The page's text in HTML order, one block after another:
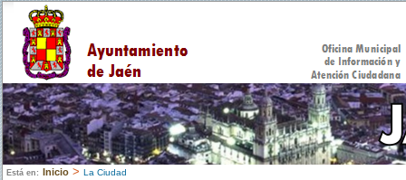
Está en: Inicio > La Ciudad